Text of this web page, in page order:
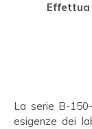
Effettua
La serie B-
esigenze dei